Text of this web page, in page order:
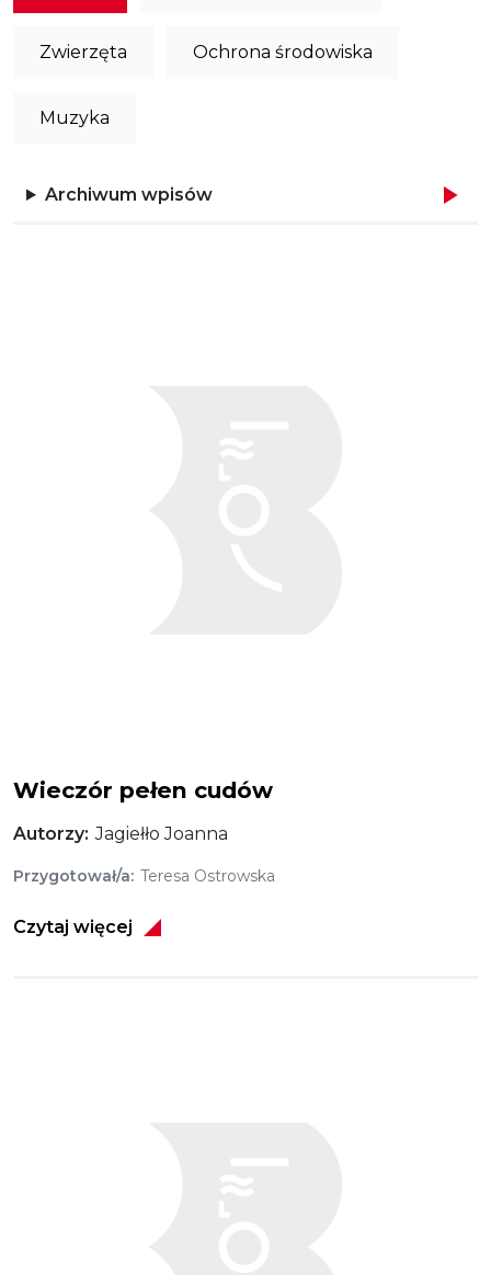
Zwierzęta Ochrona środowiska
Muzyka
Archiwum wpisów
Wieczór pełen cudów
Autorzy Jagiełło Joanna
Przygotował/a Teresa Ostrowska
Czytaj więcej